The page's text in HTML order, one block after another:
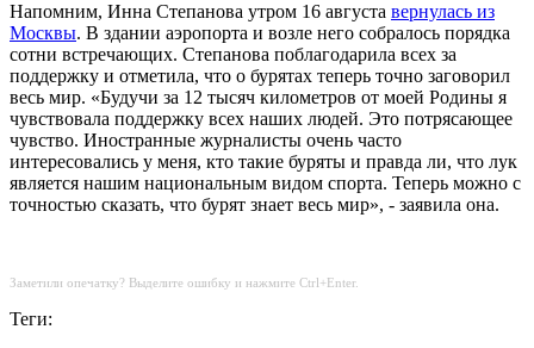
Напомним, Инна Степанова утром 16 августа вернулась из
Москвы. В здании аэропорта и возле него собралось порядка
сотни встречающих. Степанова поблагодарила всех за
поддержку и отметила, что о бурятах теперь точно заговорил
весь мир. «Будучи за 12 тысяч километров от моей Родины я
чувствовала поддержку всех наших людей. Это потрясающее
чувство. Иностранные журналисты очень часто
интересовались у меня, кто такие буряты и правда ли, что лук
является нашим национальным видом спорта. Теперь можно с
точностью сказать, что бурят знает весь мир», - заявила она.
Заметили опечатку? Выделите ошибку и нажмите Ctrl+Enter.
Теги: